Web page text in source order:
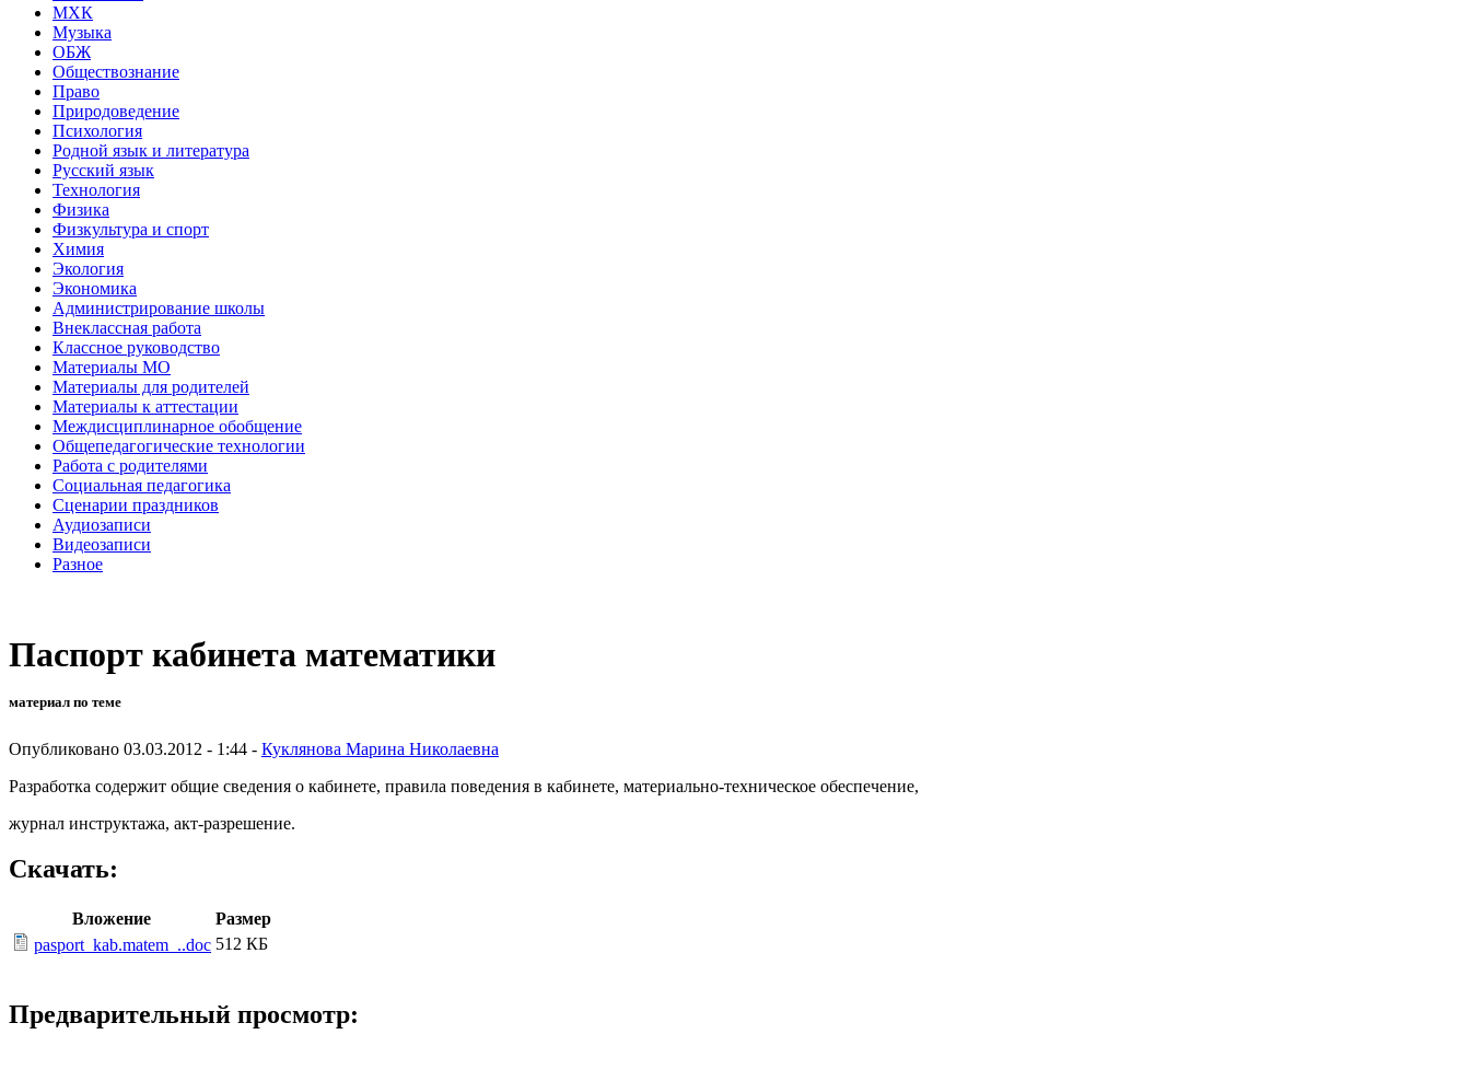
МХК
Музыка
ОБЖ
Обществознание
Право
Природоведение
Психология
Родной язык и литература
Русский язык
Технология
Физика
Физкультура и спорт
Химия
Экология
Экономика
Администрирование школы
Внеклассная работа
Классное руководство
Материалы МО
Материалы для родителей
Материалы к аттестации
Междисциплинарное обобщение
Общепедагогические технологии
Работа с родителями
Социальная педагогика
Сценарии праздников
Аудиозаписи
Видеозаписи
Разное
Паспорт кабинета математики
материал по теме
Опубликовано 03.03.2012 - 1:44 - Куклянова Марина Николаевна
Разработка содержит общие сведения о кабинете, правила поведения в кабинете, материально-техническое обеспечение,
журнал инструктажа, акт-разрешение.
Скачать:
Вложение
Размер
pasport_kab.matem_..doc 512 КБ
Предварительный просмотр: